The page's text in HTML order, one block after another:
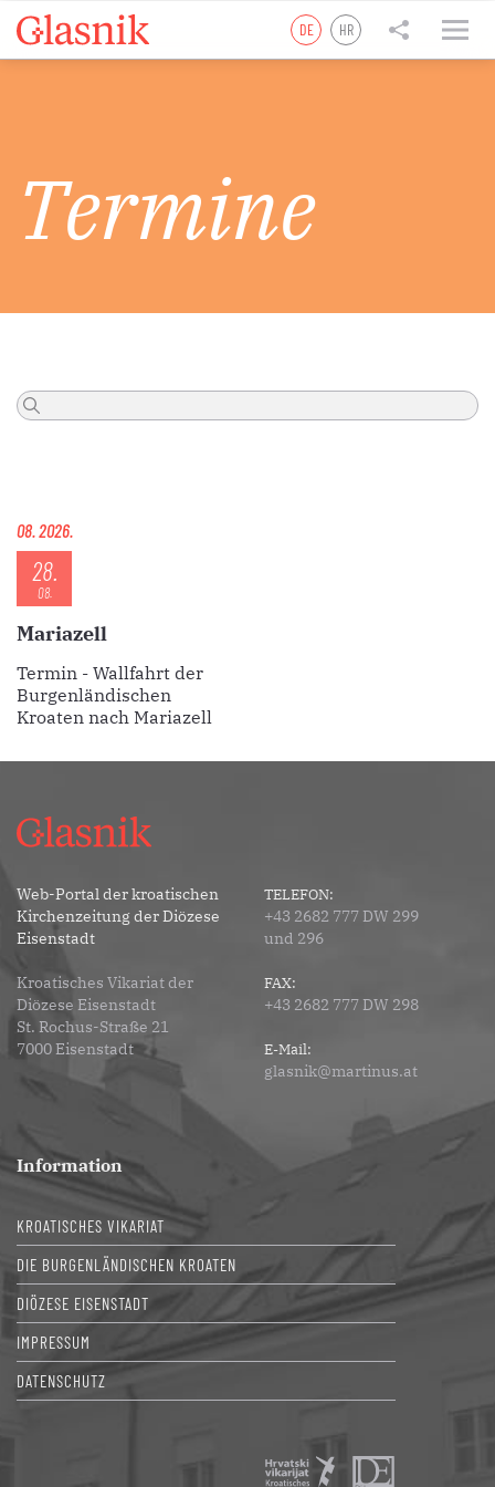
DE HR
Termine
08. 2026.
28.
08.
Mariazell
Termin - Wallfahrt der
Burgenländischen
Kroaten nach Mariazell
Web-Portal der kroatischen
Kirchenzeitung der Diözese
Eisenstadt
Kroatisches Vikariat der
Diözese Eisenstadt
St. Rochus-Straße 21
7000 Eisenstadt
TELEFON:
+43 2682 777 DW 299
und 296
FAX:
+43 2682 777 DW 298
E-Mail:
glasnik@martinus.at
Information
KROATISCHES VIKARIAT
DIE BURGENLÄNDISCHEN KROATEN
DIÖZESE EISENSTADT
IMPRESSUM
DATENSCHUTZ